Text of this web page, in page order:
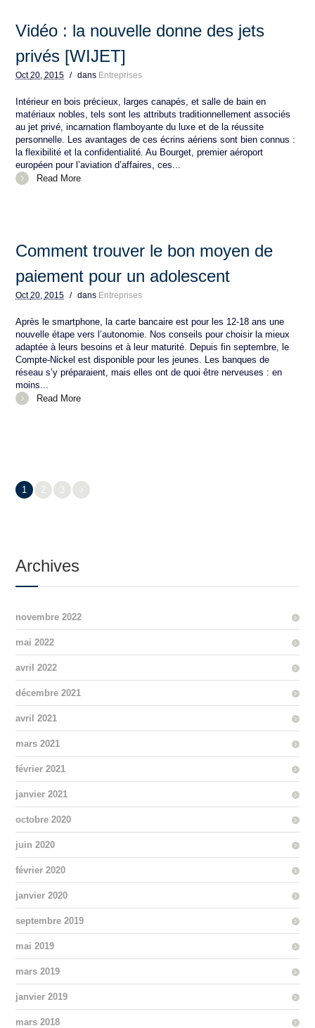
Vidéo : la nouvelle donne des jets
privés [WIJET]
Oct20,2015 / dans Entreprises
Intérieur en bois précieux, larges canapés, et salle de bain en
matériaux nobles, tels sont les attributs traditionnellement associés
au jet privé, incarnation flamboyante du luxe et de la réussite
personnelle. Les avantages de ces écrins aériens sont bien connus :
la flexibilité et la confidentialité. Au Bourget, premier aéroport
européen pour l’aviation d’affaires, ces...
Read More
Comment trouver le bon moyen de
paiement pour un adolescent
Oct20,2015 / dans Entreprises
Après le smartphone, la carte bancaire est pour les 12-18 ans une
nouvelle étape vers l’autonomie. Nos conseils pour choisir la mieux
adaptée à leurs besoins et à leur maturité. Depuis fin septembre, le
Compte-Nickel est disponible pour les jeunes. Les banques de
réseau s’y préparaient, mais elles ont de quoi être nerveuses : en
moins...
Read More
1 2 3
Archives
novembre 2022
mai 2022
avril 2022
décembre 2021
avril 2021
mars 2021
février 2021
janvier 2021
octobre 2020
juin 2020
février 2020
janvier 2020
septembre 2019
mai 2019
mars 2019
janvier 2019
mars 2018